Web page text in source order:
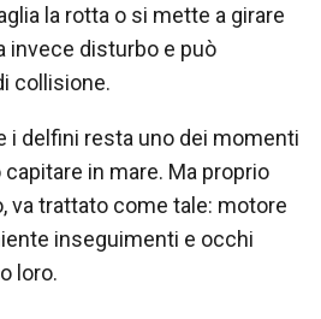
la rotta o si mette a girare
invece disturbo e può
collisione.
i delfini resta uno dei momenti
in mare. Ma proprio
va trattato come tale: motore
inseguimenti e occhi
loro.